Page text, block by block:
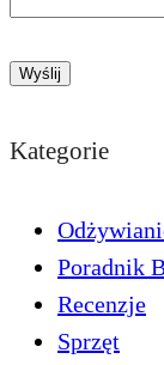
Kategorie
Poradnik
Recenzje
Sprzęt